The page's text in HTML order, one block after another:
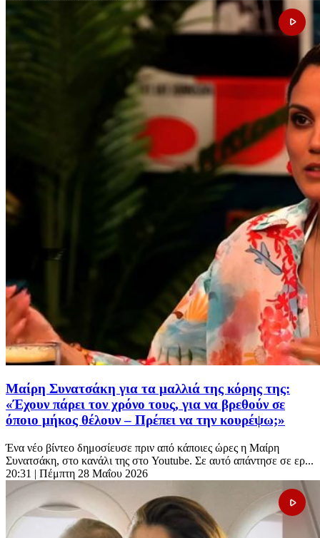
Μαίρη Συνατσάκη για τα μαλλιά της κόρης της:
«Έχουν πάρει τον χρόνο τους, για να βρεθούν σε
όποιο μήκος θέλουν – Πρέπει να την κουρέψω;»
Ένα νέο βίντεο δημοσίευσε πριν από κάποιες ώρες η Μαίρη
Συνατσάκη, στο κανάλι της στο Youtube. Σε αυτό απάντησε σε ερ...
20:31 | Πέμπτη 28 Μαΐου 2026